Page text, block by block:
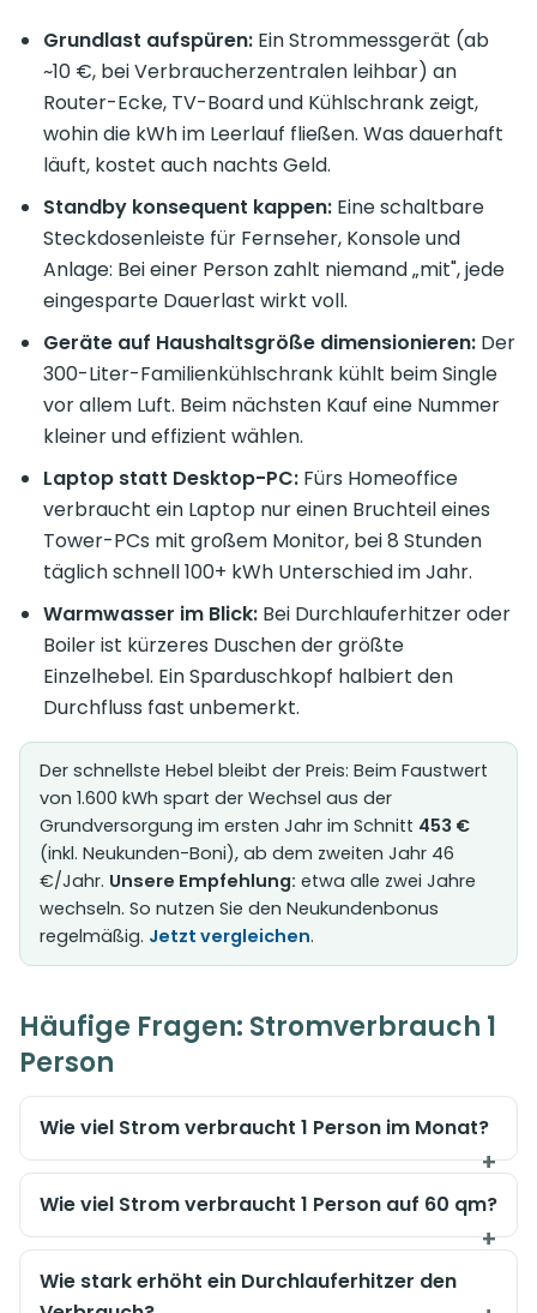
Grundlast aufspüren: Ein Strommessgerät (ab
~10 €, bei Verbraucherzentralen leihbar) an
Router-Ecke, TV-Board und Kühlschrank zeigt,
wohin die kWh im Leerlauf fließen. Was dauerhaft
läuft, kostet auch nachts Geld.
Standby konsequent kappen: Eine schaltbare
Steckdosenleiste für Fernseher, Konsole und
Anlage: Bei einer Person zahlt niemand „mit", jede
eingesparte Dauerlast wirkt voll.
Geräte auf Haushaltsgröße dimensionieren: Der
300-Liter-Familienkühlschrank kühlt beim Single
vor allem Luft. Beim nächsten Kauf eine Nummer
kleiner und effizient wählen.
Laptop statt Desktop-PC: Fürs Homeoffice
verbraucht ein Laptop nur einen Bruchteil eines
Tower-PCs mit großem Monitor, bei 8 Stunden
täglich schnell 100+ kWh Unterschied im Jahr.
Warmwasser im Blick: Bei Durchlauferhitzer oder
Boiler ist kürzeres Duschen der größte
Einzelhebel. Ein Sparduschkopf halbiert den
Durchfluss fast unbemerkt.
Der schnellste Hebel bleibt der Preis: Beim Faustwert
von 1.600 kWh spart der Wechsel aus der
Grundversorgung im ersten Jahr im Schnitt 453 €
(inkl. Neukunden-Boni), ab dem zweiten Jahr 46
€/Jahr. Unsere Empfehlung: etwa alle zwei Jahre
wechseln. So nutzen Sie den Neukundenbonus
regelmäßig. Jetzt vergleichen.
Häufige Fragen: Stromverbrauch 1
Person
Wie viel Strom verbraucht 1 Person im Monat?
Wie viel Strom verbraucht 1 Person auf 60 qm?
Wie stark erhöht ein Durchlauferhitzer den